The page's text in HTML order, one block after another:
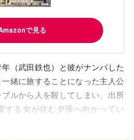
で見る
（武田鉄也）と彼がナンパした
緒に旅することになった主人公
ルから人を殺してしまい、出所
する女が住む夕張へ向かってい